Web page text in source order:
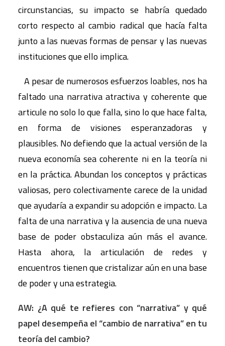
circunstancias, su impacto se habría quedado
corto respecto al cambio radical que hacía falta
junto a las nuevas formas de pensar y las nuevas
instituciones que ello implica.
A pesar de numerosos esfuerzos loables, nos ha
faltado una narrativa atractiva y coherente que
articule no solo lo que falla, sino lo que hace falta,
en forma de visiones esperanzadoras y
plausibles. No defiendo que la actual versión de la
nueva economía sea coherente ni en la teoría ni
en la práctica. Abundan los conceptos y prácticas
valiosas, pero colectivamente carece de la unidad
que ayudaría a expandir su adopción e impacto. La
falta de una narrativa y la ausencia de una nueva
base de poder obstaculiza aún más el avance.
Hasta ahora, la articulación de redes y
encuentros tienen que cristalizar aún en una base
de poder y una estrategia.
AW: ¿A qué te refieres con “narrativa” y qué
papel desempeña el “cambio de narrativa” en tu
teoría del cambio?